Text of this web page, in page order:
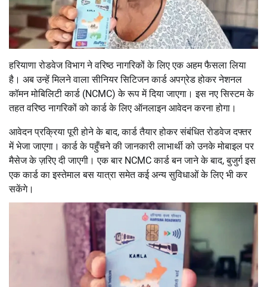
हरियाणा रोडवेज विभाग ने वरिष्ठ नागरिकों के लिए एक अहम फैसला लिया
है। अब उन्हें मिलने वाला सीनियर सिटिजन कार्ड अपग्रेड होकर नेशनल
कॉमन मोबिलिटी कार्ड (NCMC) के रूप में दिया जाएगा। इस नए सिस्टम के
तहत वरिष्ठ नागरिकों को कार्ड के लिए ऑनलाइन आवेदन करना होगा।
आवेदन प्रक्रिया पूरी होने के बाद, कार्ड तैयार होकर संबंधित रोडवेज दफ्तर
में भेजा जाएगा। कार्ड के पहुँचने की जानकारी लाभार्थी को उनके मोबाइल पर
मैसेज के ज़रिए दी जाएगी। एक बार NCMC कार्ड बन जाने के बाद, बुजुर्ग इस
एक कार्ड का इस्तेमाल बस यात्रा समेत कई अन्य सुविधाओं के लिए भी कर
सकेंगे।